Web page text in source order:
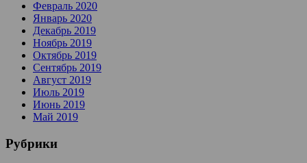
Февраль 2020
Январь 2020
Декабрь 2019
Ноябрь 2019
Октябрь 2019
Сентябрь 2019
Август 2019
Июль 2019
Июнь 2019
Май 2019
Рубрики